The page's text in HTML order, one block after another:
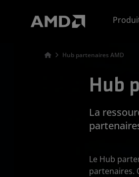
Hub partenaires AMD
Hub
La
Le Hub
partenaires.